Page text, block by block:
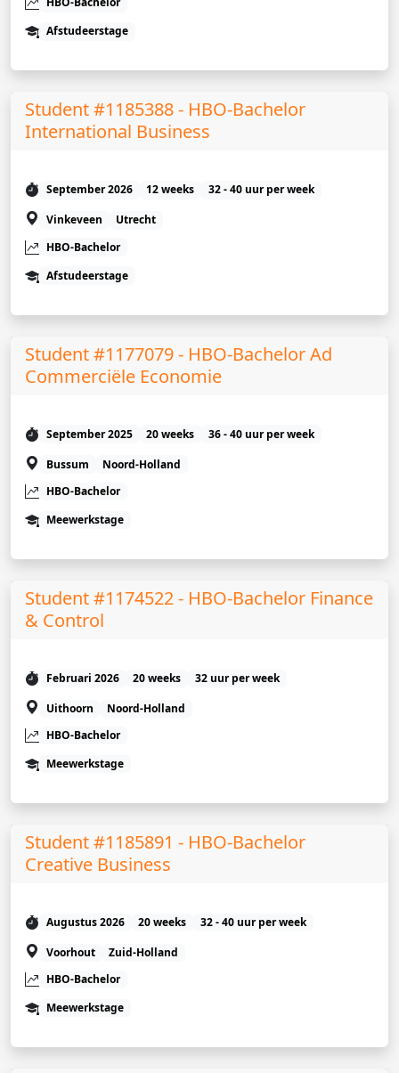
Afstudeerstage
Student #1185388 - HBO-Bachelor
International Business
September 2026 12 weeks
32 - 40 uur per week
Vinkeveen
Utrecht
HBO-Bachelor
Afstudeerstage
Student #1177079 - HBO-Bachelor Ad
Commerciële Economie
September 2025 20 weeks
36 - 40 uur per week
Bussum
Noord-Holland
HBO-Bachelor
Meewerkstage
Student #1174522 - HBO-Bachelor Finance
& Control
Februari 2026 20 weeks
32 uur per week
Uithoorn
Noord-Holland
HBO-Bachelor
Meewerkstage
Student #1185891 - HBO-Bachelor
Creative Business
Augustus 2026 20 weeks
32 - 40 uur per week
Voorhout
Zuid-Holland
HBO-Bachelor
Meewerkstage